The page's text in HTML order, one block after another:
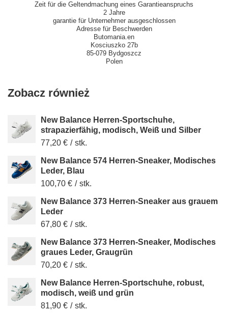
Zeit für die Geltendmachung eines Garantieanspruchs
2 Jahre
garantie für Unternehmer ausgeschlossen
Adresse für Beschwerden
Butomania.en
Kosciuszko 27b
85-079 Bydgoszcz
Polen
Zobacz również
New Balance Herren-Sportschuhe,
strapazierfähig, modisch, Weiß und Silber
77,20 € / stk.
New Balance 574 Herren-Sneaker, Modisches
Leder, Blau
100,70 € / stk.
New Balance 373 Herren-Sneaker aus grauem
Leder
67,80 € / stk.
New Balance 373 Herren-Sneaker, Modisches
graues Leder, Graugrün
70,20 € / stk.
New Balance Herren-Sportschuhe, robust,
modisch, weiß und grün
81,90 € / stk.